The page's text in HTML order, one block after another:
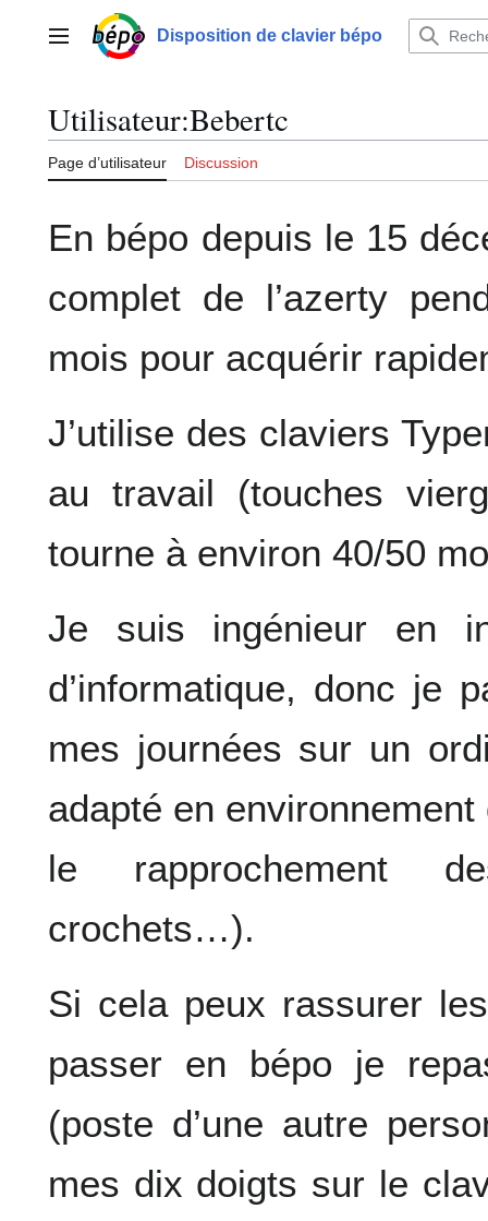
contenuMenu principalDisposition de clavier bépo
Utilisateur:Bebertc
Page d’utilisateur Discussion
En bépo depuis le 15
complet de l’azerty
mois pour acquérir
J’utilise des claviers
au travail (touches
tourne à environ 40/50
Je suis ingénieur en
d’informatique, donc je
mes journées sur un
adapté en
le rapprochement
crochets…).
Si cela peux rassurer
passer en bépo je
(poste d’une autre
mes dix doigts sur le